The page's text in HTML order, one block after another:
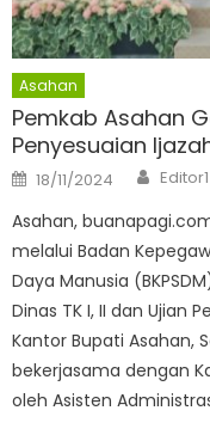
Asahan
Pemkab Asahan
Penyesuaian
Posted
on
18/11/2024 Author
Editor1
Asahan,
melalui Badan
Daya Manusia
Dinas TK I, II dan Ujian
Kantor Bupati Asahan,
bekerjasama dengan
oleh Asisten